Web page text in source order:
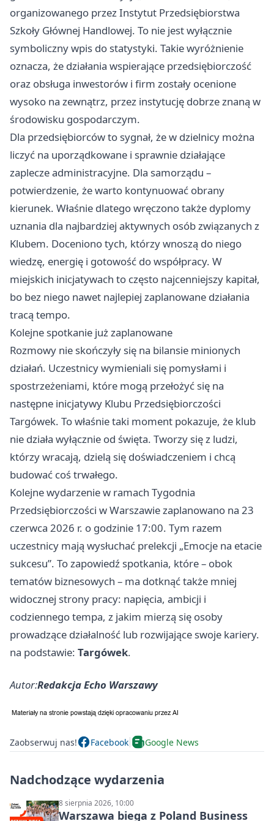
organizowanego przez Instytut Przedsiębiorstwa
Szkoły Głównej Handlowej. To nie jest wyłącznie
symboliczny wpis do statystyki. Takie wyróżnienie
oznacza, że działania wspierające przedsiębiorczość
oraz obsługa inwestorów i firm zostały ocenione
wysoko na zewnątrz, przez instytucję dobrze znaną w
środowisku gospodarczym.
Dla przedsiębiorców to sygnał, że w dzielnicy można
liczyć na uporządkowane i sprawnie działające
zaplecze administracyjne. Dla samorządu –
potwierdzenie, że warto kontynuować obrany
kierunek. Właśnie dlatego wręczono także dyplomy
uznania dla najbardziej aktywnych osób związanych z
Klubem. Doceniono tych, którzy wnoszą do niego
wiedzę, energię i gotowość do współpracy. W
miejskich inicjatywach to często najcenniejszy kapitał,
bo bez niego nawet najlepiej zaplanowane działania
tracą tempo.
Kolejne spotkanie już zaplanowane
Rozmowy nie skończyły się na bilansie minionych
działań. Uczestnicy wymieniali się pomysłami i
spostrzeżeniami, które mogą przełożyć się na
następne inicjatywy Klubu Przedsiębiorczości
Targówek. To właśnie taki moment pokazuje, że klub
nie działa wyłącznie od święta. Tworzy się z ludzi,
którzy wracają, dzielą się doświadczeniem i chcą
budować coś trwałego.
Kolejne wydarzenie w ramach Tygodnia
Przedsiębiorczości w Warszawie zaplanowano na 23
czerwca 2026 r. o godzinie 17:00. Tym razem
uczestnicy mają wysłuchać prelekcji „Emocje na etacie
sukcesu”. To zapowiedź spotkania, które – obok
tematów biznesowych – ma dotknąć także mniej
widocznej strony pracy: napięcia, ambicji i
codziennego tempa, z jakim mierzą się osoby
prowadzące działalność lub rozwijające swoje kariery.
na podstawie: Targówek.
Autor:Redakcja Echo Warszawy
Zaobserwuj nas! Facebook Google News
Nadchodzące wydarzenia
8 sierpnia 2026, 10:00
Warszawa biega z Poland Business